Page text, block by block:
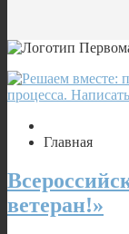
Главная
ветеран!»